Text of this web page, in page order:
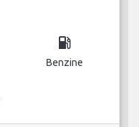
local_gas_station
Benzine